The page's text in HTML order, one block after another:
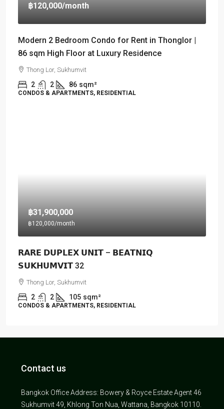
฿120,000/month
Modern 2 Bedroom Condo for Rent in Thonglor |
86 sqm High Floor at Luxury Residence
Thong Lor, Sukhumvit
2 2 86 sqm²
CONDOS & APARTMENTS, RESIDENTIAL
฿31,900,000
฿120,000/month
𝗥𝗔𝗥𝗘 𝗗𝗨𝗣𝗟𝗘𝗫 𝗨𝗡𝗜𝗧 – 𝗕𝗘𝗔𝗧𝗡𝗜𝗤
𝗦𝗨𝗞𝗛𝗨𝗠𝗩𝗜𝗧 32
Thong Lor, Sukhumvit
2 2 105 sqm²
CONDOS & APARTMENTS, RESIDENTIAL
Contact us
Bangkok Office Address: Bowery & Royce Estate Agent 46
Sukhumvit 49, Khlong Ton Nua, Wattana, Bangkok 10110.